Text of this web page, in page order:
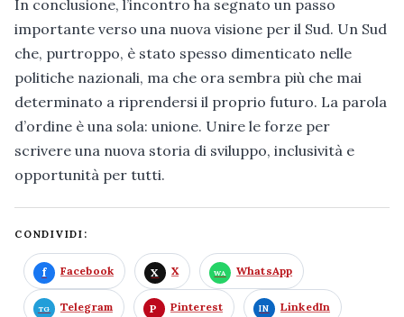
In conclusione, l’incontro ha segnato un passo
importante verso una nuova visione per il Sud. Un Sud
che, purtroppo, è stato spesso dimenticato nelle
politiche nazionali, ma che ora sembra più che mai
determinato a riprendersi il proprio futuro. La parola
d’ordine è una sola: unione. Unire le forze per
scrivere una nuova storia di sviluppo, inclusività e
opportunità per tutti.
CONDIVIDI:
Facebook X WhatsApp
Telegram Pinterest LinkedIn